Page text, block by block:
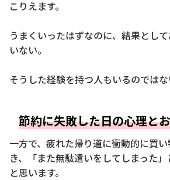
こりえます。
うまくいったはずなのに、結果とし
いない。
そうした経験を持つ人もいるのではな
節約に失敗した日の心理と
一方で、疲れた帰り道に衝動的に買
き、「また無駄遣いをしてしまった
と思います。